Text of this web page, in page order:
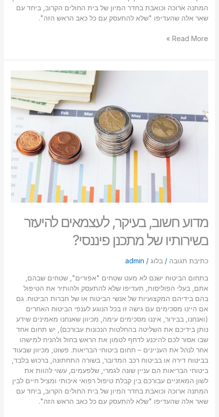
המתנה ארוכה וכואבת בחדר המיון של בית החולים הקרוב, ביחד עם
שאר אלה שהעדיפו "שלא להתעסק עם כל כאב הראש הזה".
Read More »
מדוע חשוב, בעיקר, לעצמאים להיעזר
בשירותיו של מתכנן פיננסי?
כתיבת תגובה / בלוג/
admin
בתחום הביטוח ישנם לא מעט שטחים "אפורים", שטחים שבהם,
אתם, בעלי הפוליסות, תעדיפו שלא להתעסק ולהותיר את הטיפול
בהם בידיהם המקצועיות של אנשי הביטוח או של חברות הביטוח. גם
אם היינו מסכימים עם גישה זו בכל הנוגע לענפי הביטוח האחרים
(ואנחנו, בבירור, איננו מסכימים עימה, מכיוון שאנחנו מאמינים שידע
נותן בידיכם את השליטה בהחלטות הנכונות עבורכם), יש תחום אחד
שבו אסור לכם להיכנע לדחף לטמון את הראש בחול ולהניח למישהו
אחר לנהל את העניינים – תחום ביטוחי הבריאות. פשוט, מכיוון שבעוד
בביטוח דירה או בביטוח רכב המדובר, בשורה התחתונה, ברכוש בלבד,
ביטוחי הבריאות הם עניין שונה לגמרי, שלפעמים, עשוי להוות את
לשון המאזניים עבורכם בין קבלת טיפול רפואי איכותי ומציל חיים לבין
המתנה ארוכה וכואבת בחדר המיון של בית החולים הקרוב, ביחד עם
שאר אלה שהעדיפו "שלא להתעסק עם כל כאב הראש הזה".
להיעזר